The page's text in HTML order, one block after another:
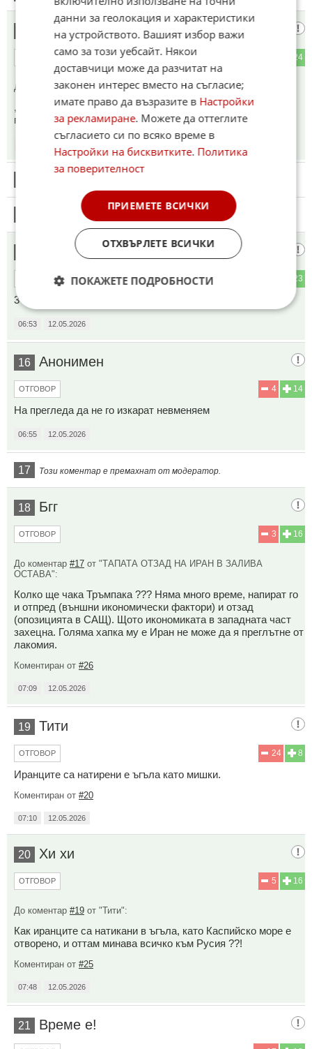
Ню Йорк Таймс
24
ОТГОВОР
До коментар#9от "Ройтерс":
,,...до него кашон с памперси,Джей Ди му слага пореден
памперс на ..."
Този коментар е премахнат от модератор.
Дизелче за
23
ОТГОВОР
3 еврака заради този побърканяк и ония Евреин
06:53 12.05.2026
16 Анонимен
14
4
ОТГОВОР
На прегледа да не го изкарат невменяем
06:55 12.05.2026
17 Този коментар е премахнат от модератор.
18 Бгг
16
3
ОТГОВОР
До коментар #17 от "ТАПАТА ОТЗАД НА ИРАН В ЗАЛИВА
ОСТАВА":
Колко ще чака Тръмпака ??? Няма много време, напират го
и отпред (външни икономически фактори) и отзад
(опозицията в САЩ). Щото икономиката в западната част
захецна. Голяма хапка му е Иран не може да я преглътне от
лакомия.
Коментиран от #26
07:09 12.05.2026
19 Тити
8
24
ОТГОВОР
Иранците са натирени е ъгъла като мишки.
Коментиран от #20
07:10 12.05.2026
20 Хи хи
16
5
ОТГОВОР
До коментар #19 от "Тити":
Как иранците са натикани в ъгъла, като Каспийско море е
отворено, и оттам минава всичко към Русия ??!
Коментиран от #25
07:48 12.05.2026
21 Време е!
данни за геолокация и характеристики
на устройството. Вашият избор важи
само за този уебсайт. Някои
доставчици може да разчитат на
законен интерес вместо на съгласие;
имате право да възразите в Настройки
за рекламиране. Можете да оттеглите
съгласието си по всяко време в
Настройки на бисквитките. Политика
за поверителност
ПРИЕМЕТЕ ВСИЧКИ
ОТХВЪРЛЕТЕ ВСИЧКИ
ПОКАЖЕТЕ ПОДРОБНОСТИ